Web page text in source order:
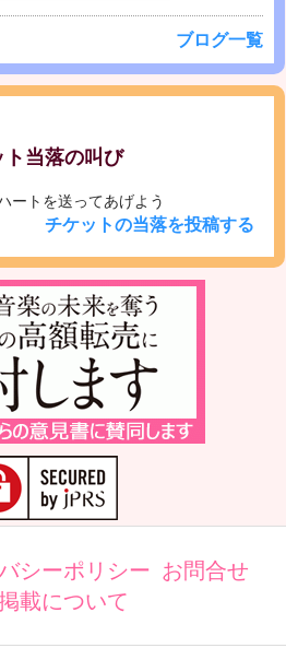
ブログ一覧
ト当落の叫び
ートを送ってあげよう
チケットの当落を投稿する
シーポリシー お問合せ
載について